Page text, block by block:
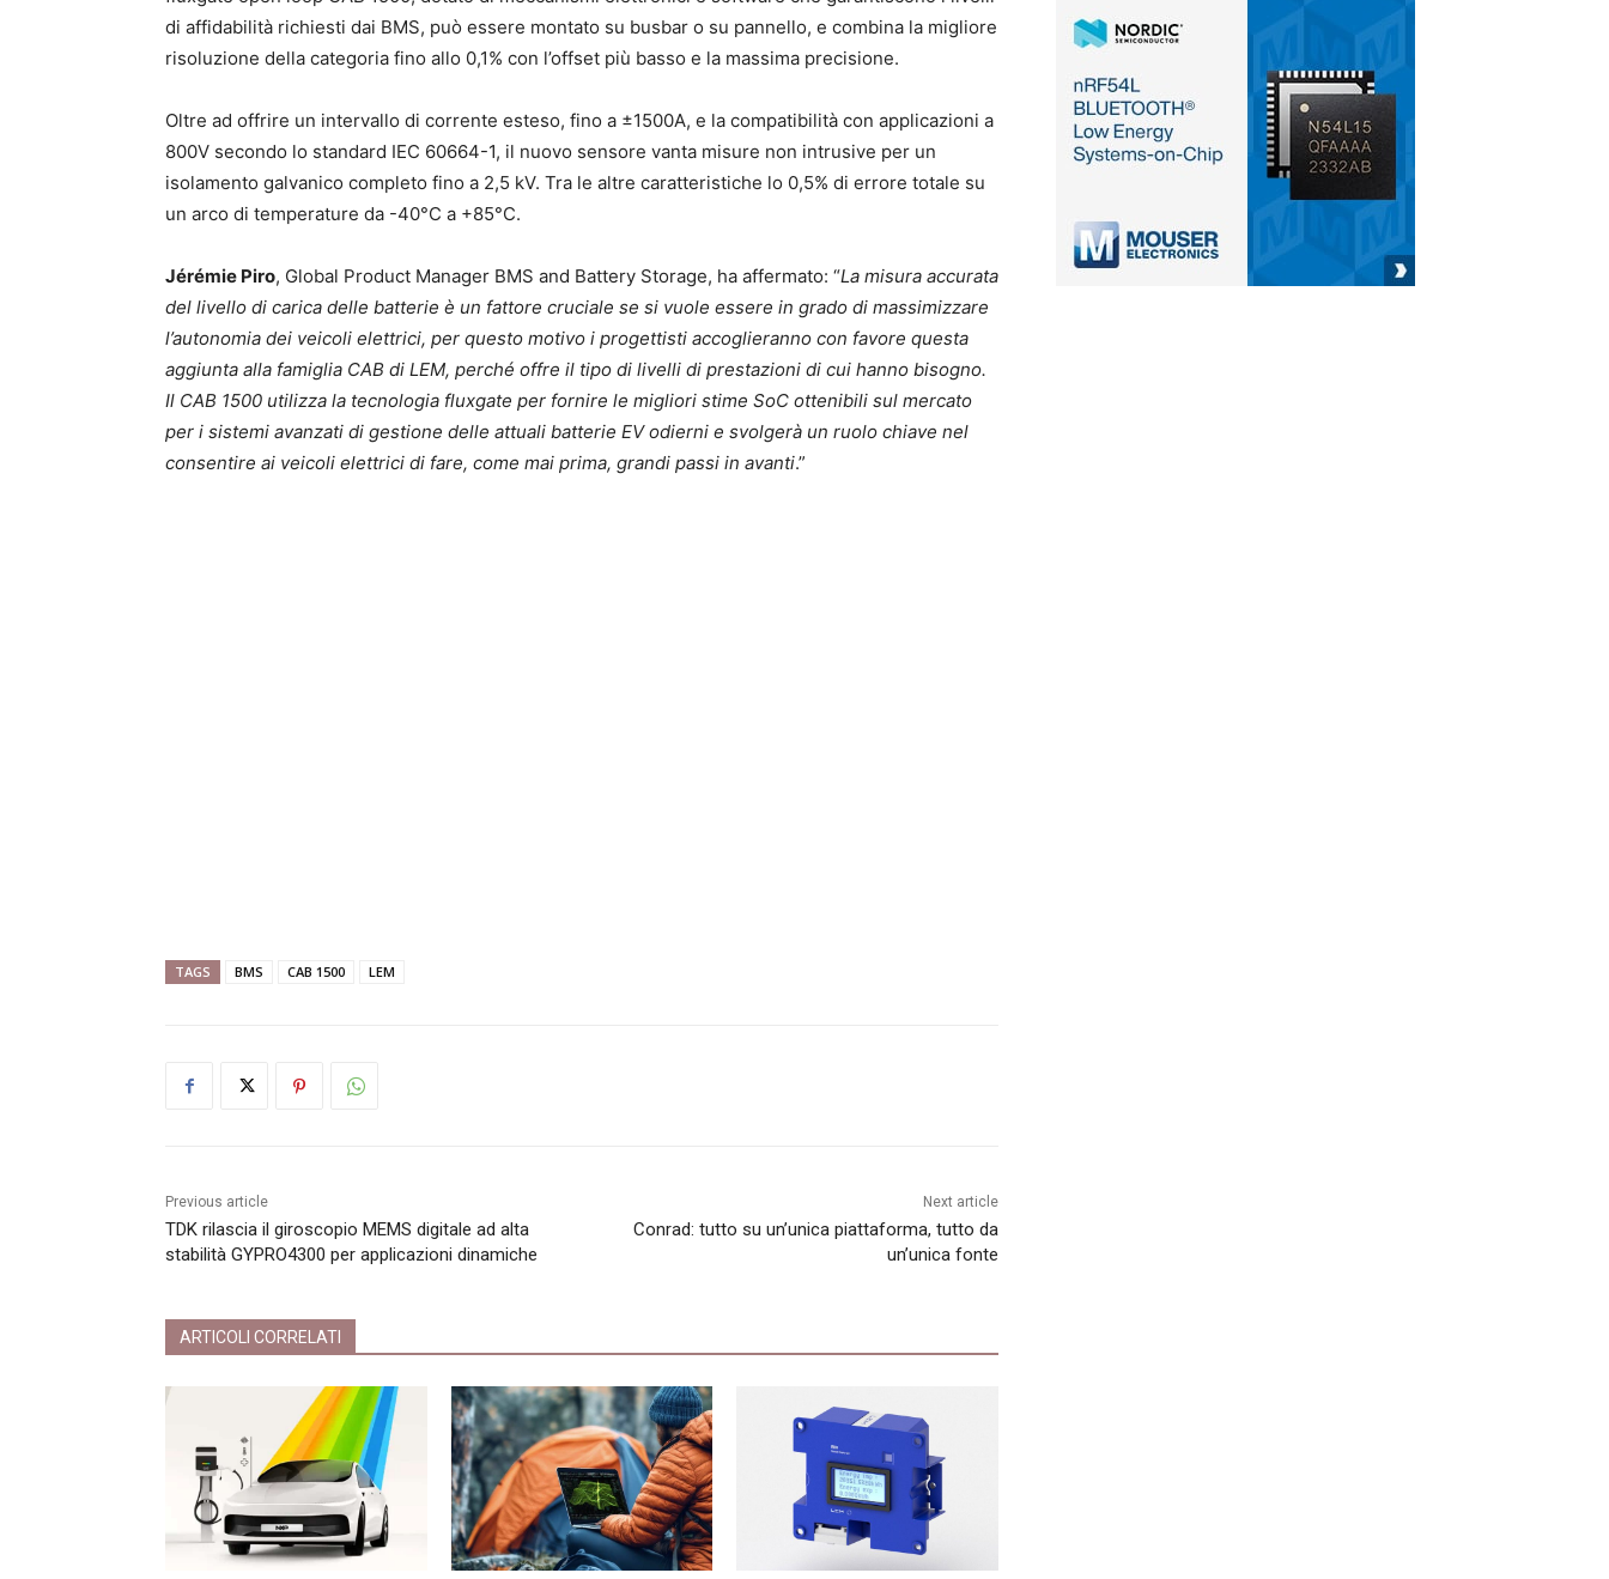
di affidabilità richiesti dai BMS, può essere montato su busbar o su pannello, e combina la migliore
risoluzione della categoria fino allo 0,1% con l’offset più basso e la massima precisione.
Oltre ad offrire un intervallo di corrente esteso, fino a ±1500A, e la compatibilità con applicazioni a
800V secondo lo standard IEC 60664-1, il nuovo sensore vanta misure non intrusive per un
isolamento galvanico completo fino a 2,5 kV. Tra le altre caratteristiche lo 0,5% di errore totale su
un arco di temperature da -40°C a +85°C.
Jérémie Piro, Global Product Manager BMS and Battery Storage, ha affermato: “La misura accurata
del livello di carica delle batterie è un fattore cruciale se si vuole essere in grado di massimizzare
l’autonomia dei veicoli elettrici, per questo motivo i progettisti accoglieranno con favore questa
aggiunta alla famiglia CAB di LEM, perché offre il tipo di livelli di prestazioni di cui hanno bisogno.
Il CAB 1500 utilizza la tecnologia fluxgate per fornire le migliori stime SoC ottenibili sul mercato
per i sistemi avanzati di gestione delle attuali batterie EV odierni e svolgerà un ruolo chiave nel
consentire ai veicoli elettrici di fare, come mai prima, grandi passi in avanti.”
TAGS BMS CAB 1500 LEM
Previous article
TDK rilascia il giroscopio MEMS digitale ad alta
stabilità GYPRO4300 per applicazioni dinamiche
Next article
Conrad: tutto su un’unica piattaforma, tutto da
un’unica fonte
ARTICOLI CORRELATI